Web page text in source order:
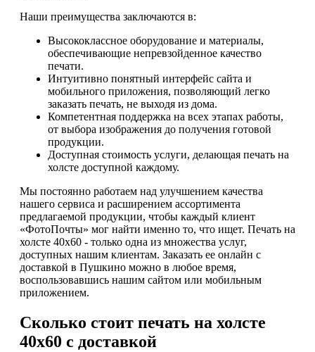
Наши преимущества заключаются в:
Высококлассное оборудование и материалы,
обеспечивающие непревзойденное качество
печати.
Интуитивно понятный интерфейс сайта и
мобильного приложения, позволяющий легко
заказать печать, не выходя из дома.
Компетентная поддержка на всех этапах работы,
от выбора изображения до получения готовой
продукции.
Доступная стоимость услуги, делающая печать на
холсте доступной каждому.
Мы постоянно работаем над улучшением качества
нашего сервиса и расширением ассортимента
предлагаемой продукции, чтобы каждый клиент
«ФотоПочты» мог найти именно то, что ищет. Печать на
холсте 40х60 - только одна из множества услуг,
доступных нашим клиентам. Заказать ее онлайн с
доставкой в Пушкино можно в любое время,
воспользовавшись нашим сайтом или мобильным
приложением.
Сколько стоит печать на холсте
40х60 с доставкой